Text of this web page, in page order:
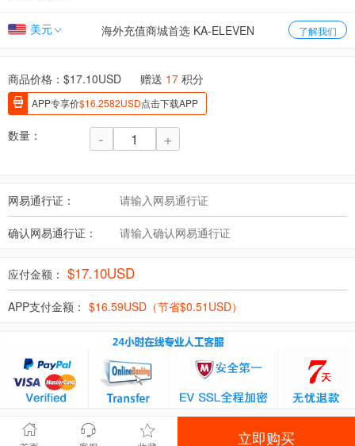
美元 海外充值商城首选 KA-ELEVEN 了解我们
商品价格：$17.10USD 赠送 17 积分
APP专享价$16.2582USD点击下载APP
数量： - +
网易通行证：
确认网易通行证：
应付金额： $17.10USD
APP支付金额： $16.59USD（节省$0.51 USD）
立即购买